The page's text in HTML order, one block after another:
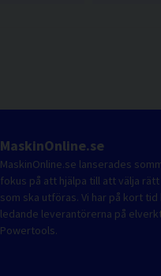
MaskinOnline.se
MaskinOnline.se lanserades
fokus på att hjälpa till att välja
som ska utföras. Vi har på kort
ledande leverantörerna på
Powertools.